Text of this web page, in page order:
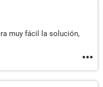
muy fácil la solución,